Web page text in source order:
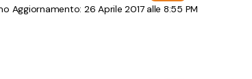
Aggiornamento: 26 Aprile 2017 alle 8:55 PM